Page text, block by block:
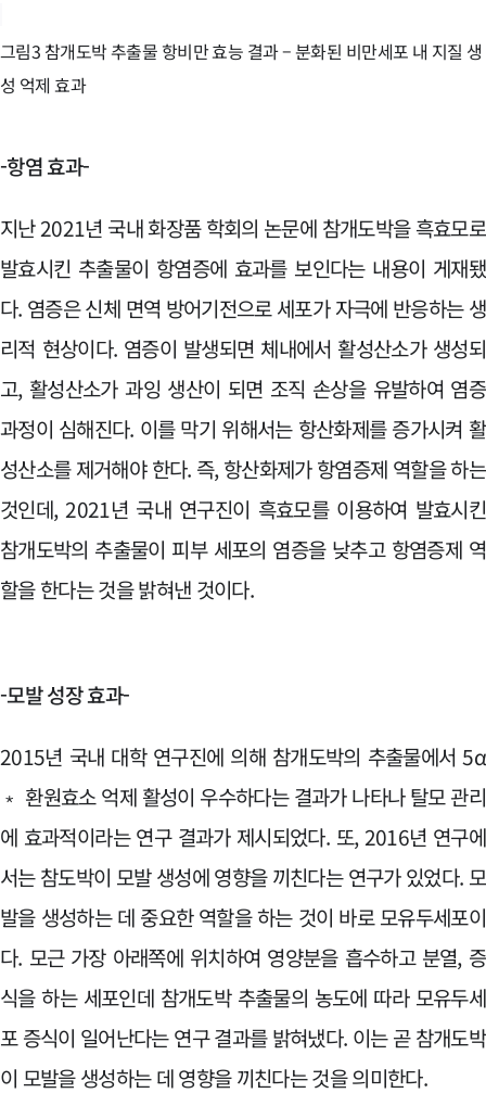
그림3 참개도박 추출물 항비만 효능 결과 – 분화된 비만세포 내 지질 생
성 억제 효과
-항염 효과-
지난 2021년 국내 화장품 학회의 논문에 참개도박을 흑효모로
발효시킨 추출물이 항염증에 효과를 보인다는 내용이 게재됐
다. 염증은 신체 면역 방어기전으로 세포가 자극에 반응하는 생
리적 현상이다. 염증이 발생되면 체내에서 활성산소가 생성되
고, 활성산소가 과잉 생산이 되면 조직 손상을 유발하여 염증
과정이 심해진다. 이를 막기 위해서는 항산화제를 증가시켜 활
성산소를 제거해야 한다. 즉, 항산화제가 항염증제 역할을 하는
것인데, 2021년 국내 연구진이 흑효모를 이용하여 발효시킨
참개도박의 추출물이 피부 세포의 염증을 낮추고 항염증제 역
할을 한다는 것을 밝혀낸 것이다.
-모발 성장 효과-
2015년 국내 대학 연구진에 의해 참개도박의 추출물에서 5α
﹡ 환원효소 억제 활성이 우수하다는 결과가 나타나 탈모 관리
에 효과적이라는 연구 결과가 제시되었다. 또, 2016년 연구에
서는 참도박이 모발 생성에 영향을 끼친다는 연구가 있었다. 모
발을 생성하는 데 중요한 역할을 하는 것이 바로 모유두세포이
다. 모근 가장 아래쪽에 위치하여 영양분을 흡수하고 분열, 증
식을 하는 세포인데 참개도박 추출물의 농도에 따라 모유두세
포 증식이 일어난다는 연구 결과를 밝혀냈다. 이는 곧 참개도박
이 모발을 생성하는 데 영향을 끼친다는 것을 의미한다.